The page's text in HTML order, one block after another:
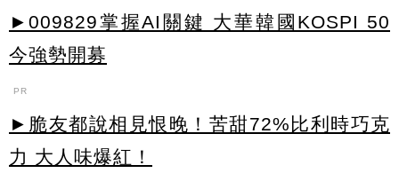
►009829掌握AI關鍵 大華韓國KOSPI 50
今強勢開募
PR
►脆友都說相見恨晚！苦甜72%比利時巧克
力 大人味爆紅！